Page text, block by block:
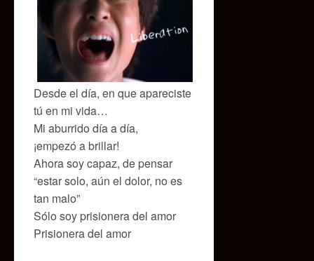
Desde el día, en que apareciste
tú en mi vida…
Mi aburrido día a día,
¡empezó a brillar!
Ahora soy capaz, de pensar
“estar solo, aún el dolor, no es
tan malo”
Sólo soy prisionera del amor
Prisionera del amor